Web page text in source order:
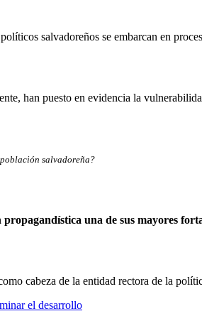
salvadoreños se embarcan en
han puesto en evidencia la
salvadoreña?
una de sus mayores
cabeza de la entidad rectora de la
el desarrollo